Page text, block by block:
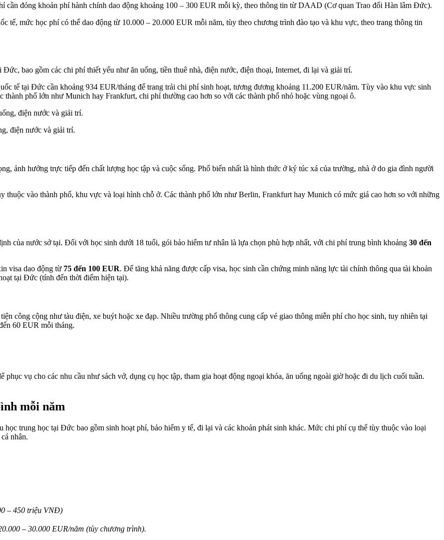
cần đóng khoản phí hành chính dao động khoảng 100 – 300 EUR mỗi kỳ, theo thông tin từ DAAD (Cơ quan Trao đổi Hàn lâm Đức).
tế, mức học phí có thể dao động từ 10.000 – 20.000 EUR mỗi năm, tùy theo chương trình đào tạo và khu vực, theo trang thông tin
bao gồm các chi phí thiết yếu như ăn uống, tiền thuê nhà, điện nước, điện thoại, Internet, đi lại và giải trí.
tế tại Đức cần khoảng 934 EUR/tháng để trang trải chi phí sinh hoạt, tương đương khoảng 11.200 EUR/năm. Tùy vào khu vực sinh
phố lớn như Munich hay Frankfurt, chi phí thường cao hơn so với các thành phố nhỏ hoặc vùng ngoại ô.
điện nước và giải trí.
ảnh hưởng trực tiếp đến chất lượng học tập và cuộc sống. Phổ biến nhất là hình thức ở ký túc xá của trường, nhà ở do gia đình người
thuộc vào thành phố, khu vực và loại hình chỗ ở. Các thành phố lớn như Berlin, Frankfurt hay Munich có mức giá cao hơn so với những
của nước sở tại. Đối với học sinh dưới 18 tuổi, gói bảo hiểm tư nhân là lựa chọn phù hợp nhất, với chi phí trung bình khoảng 30 đến
visa dao động từ 75 đến 100 EUR. Để tăng khả năng được cấp visa, học sinh cần chứng minh năng lực tài chính thông qua tài khoản
tại Đức (tính đến thời điểm hiện tại).
công cộng như tàu điện, xe buýt hoặc xe đạp. Nhiều trường phổ thông cung cấp vé giao thông miễn phí cho học sinh, tuy nhiên tại
60 EUR mỗi tháng.
vụ cho các nhu cầu như sách vở, dụng cụ học tập, tham gia hoạt động ngoại khóa, ăn uống ngoài giờ hoặc đi du lịch cuối tuần.
mỗi năm
trung học tại Đức bao gồm sinh hoạt phí, bảo hiểm y tế, đi lại và các khoản phát sinh khác. Mức chi phí cụ thể tùy thuộc vào loại
nhân.
– 450 triệu VNĐ)
– 30.000 EUR/năm (tùy chương trình).